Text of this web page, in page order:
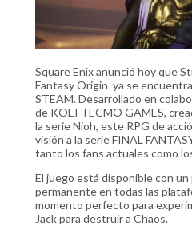
Square Enix anunció hoy que
Fantasy Origin ya se
STEAM. Desarrollado en
de KOEI TECMO GAMES,
la serie Nioh, este RPG de
visión a la serie FINAL
tanto los fans actuales como
El juego está disponible con
permanente en todas las
momento perfecto para
Jack para destruir a Chaos.